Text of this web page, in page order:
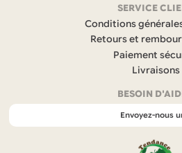
s
’
u
v
r
d
a
n
u
SERVICE
Conditions
Retours et
Paiement
Livraisons
BESOIN
Envoyez-nous